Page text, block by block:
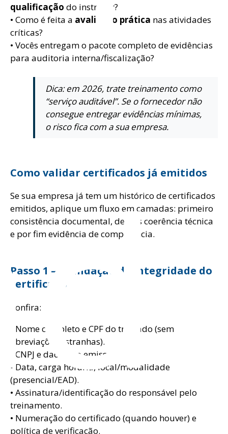
qualificação do instrutor?
• Como é feita a avaliação prática nas atividades
críticas?
• Vocês entregam o pacote completo de evidências
para auditoria interna/fiscalização?
Dica: em 2026, trate treinamento como
“serviço auditável”. Se o fornecedor não
consegue entregar evidências mínimas,
o risco fica com a sua empresa.
Como validar certificados já emitidos
Se sua empresa já tem um histórico de certificados
emitidos, aplique um fluxo em camadas: primeiro
consistência documental, depois coerência técnica
e por fim evidência de competência.
Passo 1 — Validação de integridade do
certificado
Confira:
• Nome completo e CPF do treinado (sem
abreviações estranhas).
• CNPJ e dados do emissor.
• Data, carga horária, local/modalidade
(presencial/EAD).
• Assinatura/identificação do responsável pelo
treinamento.
• Numeração do certificado (quando houver) e
política de verificação.